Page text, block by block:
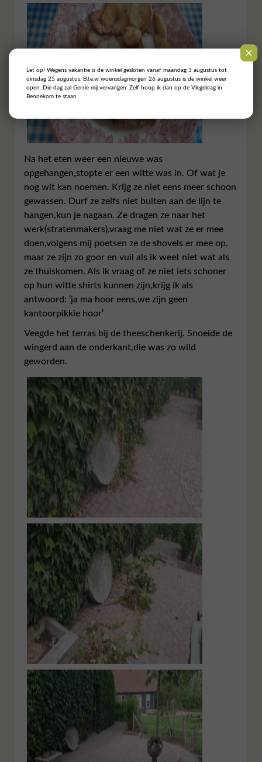
Na het eten weer een nieuwe was
opgehangen,stopte er een witte was in. Of wat je
nog wit kan noemen. Krijg ze niet eens meer schoon
gewassen. Durf ze zelfs niet buiten aan de lijn te
hangen,kun je nagaan. Ze dragen ze naar het
werk(stratenmakers),vraag me niet wat ze er mee
doen,volgens mij poetsen ze de shovels er mee op,
maar ze zijn zo goor en vuil als ik weet niet wat als
ze thuiskomen. Als ik vraag of ze niet iets schoner
op hun witte shirts kunnen zijn,krijg ik als
antwoord: ‘ja ma hoor eens,we zijn geen
kantoorpikkie hoor’
Veegde het terras bij de theeschenkerij. Snoeide de
wingerd aan de onderkant,die was zo wild
geworden.
Let op! Wegens vakantie is de winkel gesloten vanaf maandag 3 augustus tot
dinsdag 25 augustus. B.l.e.w woensdagmorgen 26 augustus is de winkel weer
open. Die dag zal Gerrie mij vervangen. Zelf hoop ik dan op de Vlegeldag in
Bennekom te staan.